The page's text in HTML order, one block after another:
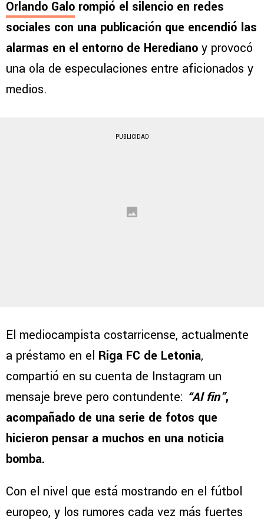
Orlando Galo rompió el silencio en redes
sociales con una publicación que encendió las
alarmas en el entorno de Herediano y provocó
una ola de especulaciones entre aficionados y
medios.
PUBLICIDAD
El mediocampista costarricense, actualmente
a préstamo en el Riga FC de Letonia,
compartió en su cuenta de Instagram un
mensaje breve pero contundente: “Al fin”,
acompañado de una serie de fotos que
hicieron pensar a muchos en una noticia
bomba.
Con el nivel que está mostrando en el fútbol
europeo, y los rumores cada vez más fuertes